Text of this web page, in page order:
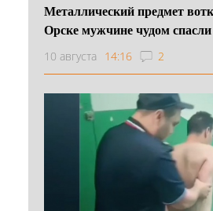
Металлический предмет
Орске мужчине чудом спасли
10 августа 14:16 2